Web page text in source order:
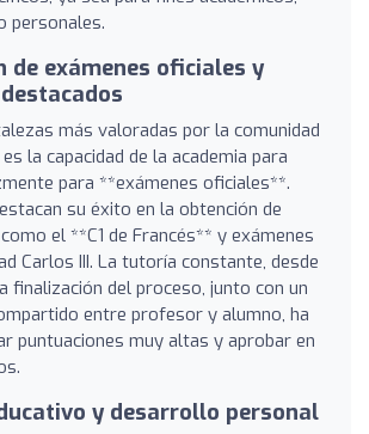
personales.
de exámenes oficiales y
más valoradas por la comunidad
la capacidad de la academia para
para **exámenes oficiales**.
su éxito en la obtención de
el **C1 de Francés** y exámenes
Carlos III. La tutoría constante, desde
finalización del proceso, junto con un
entre profesor y alumno, ha
puntuaciones muy altas y aprobar en
y desarrollo personal